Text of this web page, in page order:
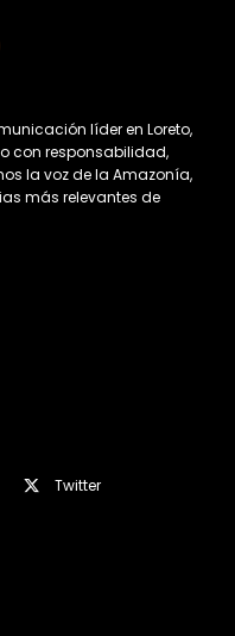
líder en Loreto,
con responsabilidad,
la voz de la Amazonía,
más relevantes de
Twitter